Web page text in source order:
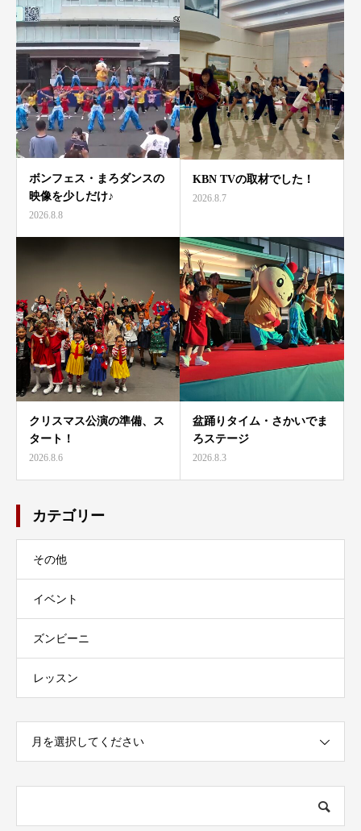
ボンフェス・まろダンスの
映像を少しだけ♪
2026.8.8
KBN TVの取材でした！
2026.8.7
クリスマス公演の準備、ス
タート！
2026.8.6
盆踊りタイム・さかいでま
ろステージ
2026.8.3
カテゴリー
その他
イベント
ズンビーニ
レッスン
月を選択してください